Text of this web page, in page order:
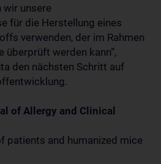
wir unsere
für die Herstellung eines
verwenden, der im Rahmen
überprüft werden kann“,
den nächsten Schritt auf
of Allergy and Clinical
patients and humanized mice